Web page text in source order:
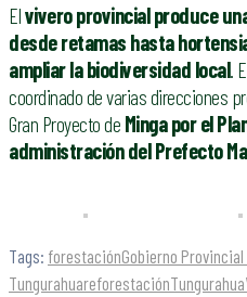
Elvivero provincial produce
desde retamas hasta
ampliar la biodiversidad local.
coordinado de varias direcciones
Gran Proyecto de Minga por el
administración del Prefecto
Tags: forestaciónGobierno Provincial
TungurahuareforestaciónTungurahua